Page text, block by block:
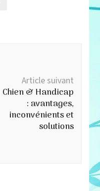
Article suivant
Chien & Handicap
: avantages,
inconvénients et
solutions